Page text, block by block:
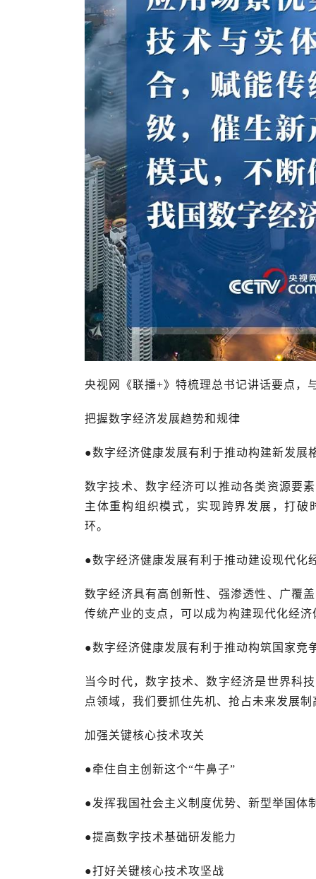
央视网《联播+》特梳理总书记讲话要点，
把握数字经济发展趋势和规律
●数字经济健康发展有利于推动构建新发展
数字技术、数字经济可以推动各类资源要
主体重构组织模式，实现跨界发展，打
环。
●数字经济健康发展有利于推动建设现代化
数字经济具有高创新性、强渗透性、广覆
传统产业的支点，可以成为构建现代化经
●数字经济健康发展有利于推动构筑国家竞
当今时代，数字技术、数字经济是世界科
点领域，我们要抓住先机、抢占未来发展制
加强关键核心技术攻关
●牵住自主创新这个“牛鼻子”
●发挥我国社会主义制度优势、新型举国体
●提高数字技术基础研发能力
●打好关键核心技术攻坚战